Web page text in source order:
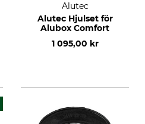
Alutec
Alutec Hjulset för
Alubox Comfort
1 095,00 kr